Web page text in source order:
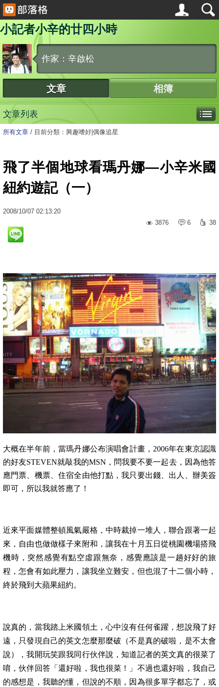
小記者小辛的廿四小時
作家：辛啟松
文章 相簿
文章列表
所有文章 / 目前分類：興趣嗜好|偶像追星
飛了半個地球看瑪丹娜—小辛米國
紐約遊記（一）
2008/10/07 02:13:20
3876
6 38
大概在半年前，當瑪丹娜公布演唱會計畫， 2006年在東京認識
的好友STEVEN就敲我的MSN ，問我要不要一起去，因為他答
應門票、機票、住宿全由他打點，我只要出錢、出人、辦美簽
即可，所以我就答應了！
近來平面媒體整頓風氣嚴格，中時裁掉一堆人，聯合跟著一起
來，自由也做做樣子來附和，讓我在十月五日從桃園機場搭飛
機時，突然感覺有點空虛跟無奈，感覺應該是一趟好好的旅
程，怎會有如此壓力，讓我坐立難安，但也混了十二個小時，
終於飛到大蘋果紐約。
說真的，當我踏上米國領土，心中沒有任何雀躍，想說飛了好
遠，只發現自己的英文怎麼那麼破（不是真的破啦，是不太會
說），我開玩笑跟我同行伙伴說，知道記者的英文真的很菜了
唷，伙伴回答「還好啦，我也很菜！」不過也還好啦，我自己
的感想是，我聽的懂，但說的不順，因為很多單字都忘了，或